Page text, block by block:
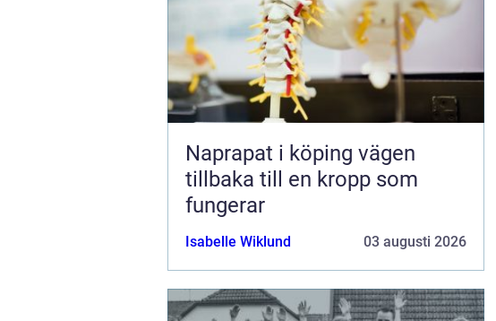
Naprapat i köping vägen
tillbaka till en kropp som
fungerar
Isabelle Wiklund 03 augusti 2026